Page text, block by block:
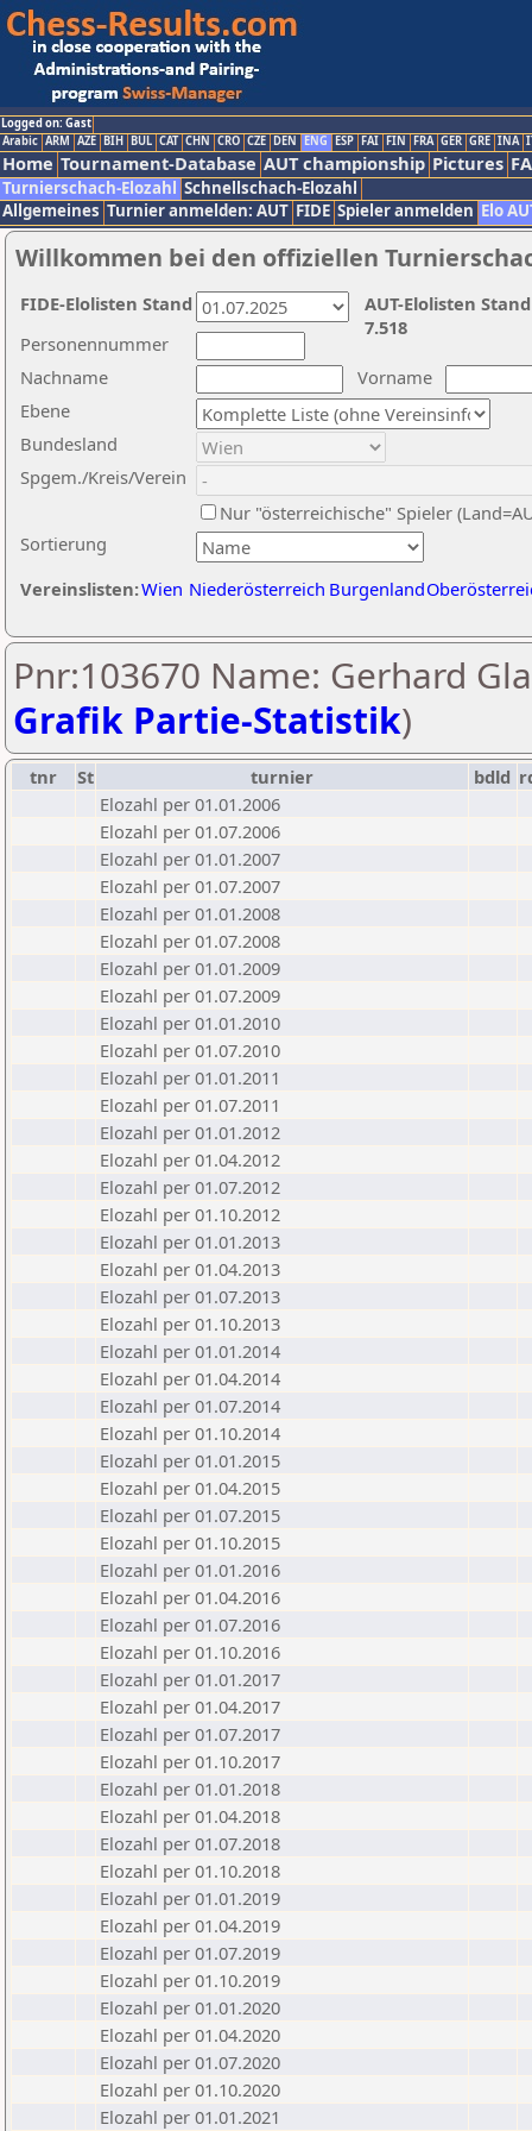
Logged on: Gast
Arabic ARM AZE BIH BUL CAT CHN CRO CZE DEN ENG ESP FAI FIN FRA GER GRE INA
Home Tournament-Database AUT championship Pictures
Turnierschach-Elozahl Schnellschach-Elozahl
Allgemeines Turnier anmelden: AUT FIDE Spieler anmelden Elo
Willkommen bei den offiziellen
Nachname
Vorname
Ebene
Sortierung
Personennummer
Bundesland
Spgem./Kreis/Verein
Nur "österreichische" Spieler
Vereinslisten:Wien Niederösterreich Burgenland
AUT-Elolisten
7.518
FIDE-Elolisten Stand
Pnr:103670 Name: Gerhard
Grafik Partie-Statistik)
tnr St turnier bdld
Elozahl per 01.01.2006
Elozahl per 01.07.2006
Elozahl per 01.01.2007
Elozahl per 01.07.2007
Elozahl per 01.01.2008
Elozahl per 01.07.2008
Elozahl per 01.01.2009
Elozahl per 01.07.2009
Elozahl per 01.01.2010
Elozahl per 01.07.2010
Elozahl per 01.01.2011
Elozahl per 01.07.2011
Elozahl per 01.01.2012
Elozahl per 01.04.2012
Elozahl per 01.07.2012
Elozahl per 01.10.2012
Elozahl per 01.01.2013
Elozahl per 01.04.2013
Elozahl per 01.07.2013
Elozahl per 01.10.2013
Elozahl per 01.01.2014
Elozahl per 01.04.2014
Elozahl per 01.07.2014
Elozahl per 01.10.2014
Elozahl per 01.01.2015
Elozahl per 01.04.2015
Elozahl per 01.07.2015
Elozahl per 01.10.2015
Elozahl per 01.01.2016
Elozahl per 01.04.2016
Elozahl per 01.07.2016
Elozahl per 01.10.2016
Elozahl per 01.01.2017
Elozahl per 01.04.2017
Elozahl per 01.07.2017
Elozahl per 01.10.2017
Elozahl per 01.01.2018
Elozahl per 01.04.2018
Elozahl per 01.07.2018
Elozahl per 01.10.2018
Elozahl per 01.01.2019
Elozahl per 01.04.2019
Elozahl per 01.07.2019
Elozahl per 01.10.2019
Elozahl per 01.01.2020
Elozahl per 01.04.2020
Elozahl per 01.07.2020
Elozahl per 01.10.2020
Elozahl per 01.01.2021